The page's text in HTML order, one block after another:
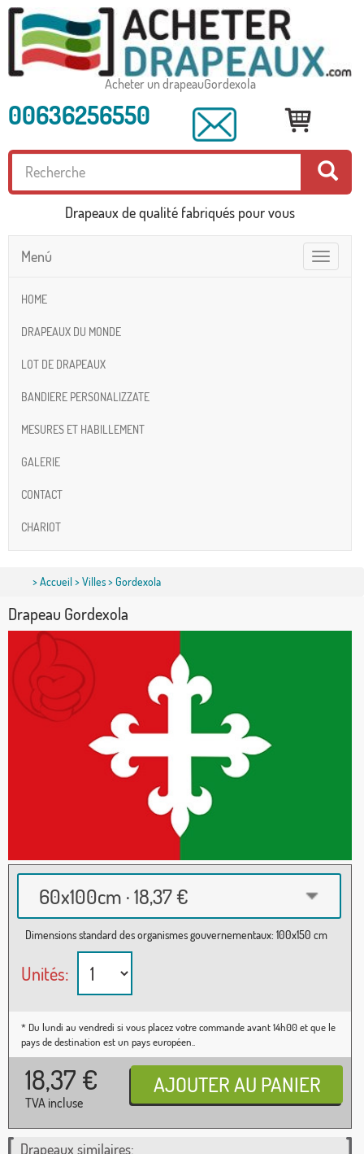
Acheter un drapeauGordexola
00636256550
Drapeaux de qualité fabriqués pour vous
Toggle
navigation
Menú
HOME
DRAPEAUX DU MONDE
LOT DE DRAPEAUX
BANDIERE PERSONALIZZATE
MESURES ET HABILLEMENT
GALERIE
CONTACT
CHARIOT
>Accueil>Villes> Gordexola
Drapeau Gordexola
60x100cm · 18,37 €
Dimensions standard des organismes gouvernementaux: 100x150 cm
Unités:
* Du lundi au vendredi si vous placez votre commande avant 14h00 et que le
pays de destination est un pays européen..
18,37 €
TVA incluse
Drapeaux similaires: